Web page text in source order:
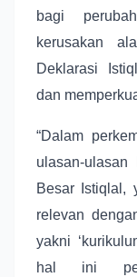
bagi
kerusakan
Deklarasi
dan
“Dalam
ulasan-
Besar Istiqlal,
relevan
yakni
hal ini